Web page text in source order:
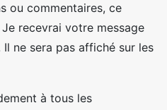
ou commentaires, ce
recevrai votre message
ne sera pas affiché sur les
à tous les